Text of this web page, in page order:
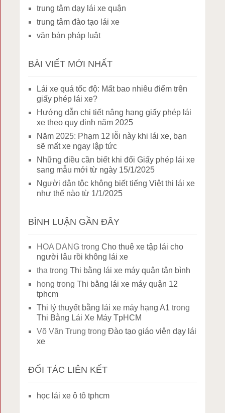
trung tâm dạy lái xe quận
trung tâm đào tạo lái xe
văn bản pháp luật
BÀI VIẾT MỚI NHẤT
Lái xe quá tốc độ: Mất bao nhiêu điểm trên
giấy phép lái xe?
Hướng dẫn chi tiết nâng hạng giấy phép lái
xe theo quy định năm 2025
Năm 2025: Phạm 12 lỗi này khi lái xe, bạn
sẽ mất xe ngay lập tức
Những điều cần biết khi đổi Giấy phép lái xe
sang mẫu mới từ ngày 15/1/2025
Người dân tộc không biết tiếng Việt thi lái xe
như thế nào từ 1/1/2025
BÌNH LUẬN GẦN ĐÂY
HOA DANG trongCho thuê xe tập lái cho
người lâu rồi không lái xe
tha trongThi bằng lái xe máy quận tân bình
hong trongThi bằng lái xe máy quận 12
tphcm
Thi lý thuyết bằng lái xe máy hạng A1 trong
Thi Bằng Lái Xe Máy TpHCM
Võ Văn Trung trongĐào tạo giáo viên dạy lái
xe
ĐỐI TÁC LIÊN KẾT
học lái xe ô tô tphcm